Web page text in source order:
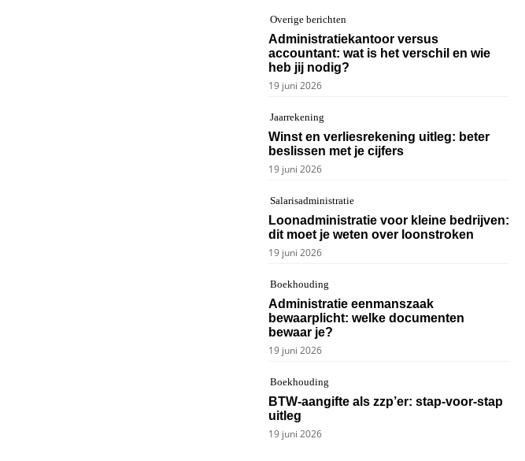
Overige berichten
Administratiekantoor versus
accountant: wat is het verschil en wie
heb jij nodig?
19 juni 2026
Jaarrekening
Winst en verliesrekening uitleg: beter
beslissen met je cijfers
19 juni 2026
Salarisadministratie
Loonadministratie voor kleine bedrijven:
dit moet je weten over loonstroken
19 juni 2026
Boekhouding
Administratie eenmanszaak
bewaarplicht: welke documenten
bewaar je?
19 juni 2026
Boekhouding
BTW-aangifte als zzp’er: stap-voor-stap
uitleg
19 juni 2026